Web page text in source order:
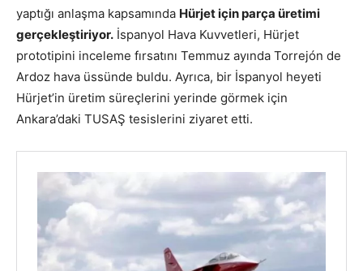
yaptığı anlaşma kapsamında Hürjet için parça üretimi
gerçekleştiriyor. İspanyol Hava Kuvvetleri, Hürjet
prototipini inceleme fırsatını Temmuz ayında Torrejón de
Ardoz hava üssünde buldu. Ayrıca, bir İspanyol heyeti
Hürjet’in üretim süreçlerini yerinde görmek için
Ankara’daki TUSAŞ tesislerini ziyaret etti.